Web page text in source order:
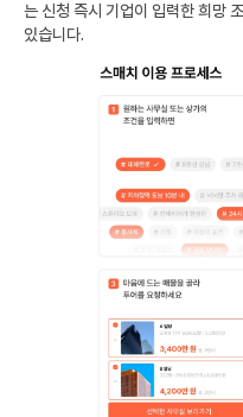
는 신청 즉시 기업이 입력한 희망
있습니다.